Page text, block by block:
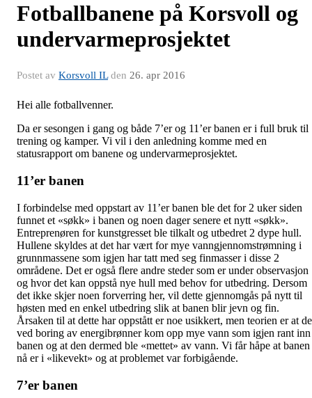
Fotballbanene på Korsvoll og
undervarmeprosjektet
Postet av Korsvoll ILden 26. apr 2016
Hei alle fotballvenner.
Da er sesongen i gang og både 7’er og 11’er banen er i full bruk til
trening og kamper. Vi vil i den anledning komme med en
statusrapport om banene og undervarmeprosjektet.
11’er banen
I forbindelse med oppstart av 11’er banen ble det for 2 uker siden
funnet et «søkk» i banen og noen dager senere et nytt «søkk».
Entreprenøren for kunstgresset ble tilkalt og utbedret 2 dype hull.
Hullene skyldes at det har vært for mye vanngjennomstrømning i
grunnmassene som igjen har tatt med seg finmasser i disse 2
områdene. Det er også flere andre steder som er under observasjon
og hvor det kan oppstå nye hull med behov for utbedring. Dersom
det ikke skjer noen forverring her, vil dette gjennomgås på nytt til
høsten med en enkel utbedring slik at banen blir jevn og fin.
Årsaken til at dette har oppstått er noe usikkert, men teorien er at
ved boring av energibrønner kom opp mye vann som igjen rant
banen og at den dermed ble «mettet» av vann. Vi får håpe at banen
nå er i «likevekt» og at problemet var forbigående.
7’er banen